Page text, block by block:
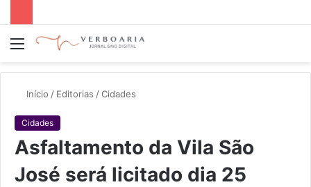
Menu
Início / Editorias /Cidades
Cidades
Asfaltamento da Vila São
José será licitado dia 25